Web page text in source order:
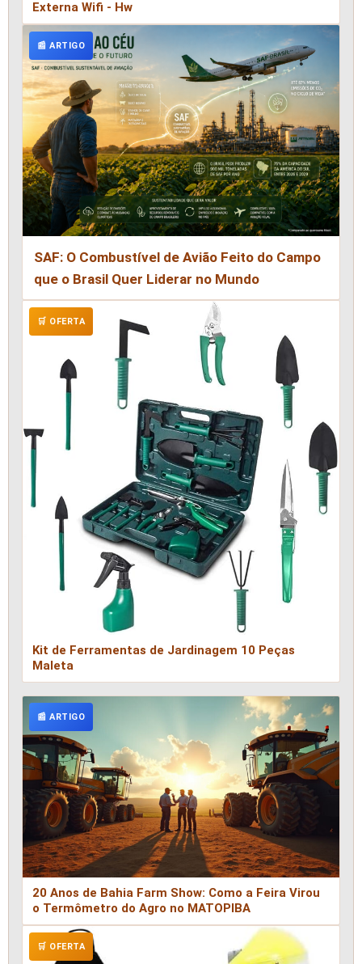
Externa Wifi - Hw
📰 ARTIGO
SAF: O Combustível de Avião Feito do Campo
que o Brasil Quer Liderar no Mundo
🛒 OFERTA
Kit de Ferramentas de Jardinagem 10 Peças
Maleta
📰 ARTIGO
20 Anos de Bahia Farm Show: Como a Feira Virou
o Termômetro do Agro no MATOPIBA
🛒 OFERTA